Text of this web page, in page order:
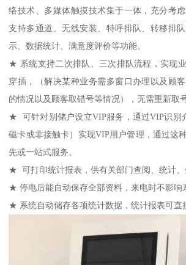
络技术、多媒体触摸技术集于一体，充分考
支持多通道、无线安装、特呼排队、转移排
示、数据统计、满意度评价等功能。
★ 系统支持二次排队、三次排队流程，实现
穿插，（解决某种业务需多窗口办理以及顾
的情况以及顾客取错号等情况），无需重新取
★ 可针对别储户设立VIP服务，通过VIP识别
磁卡或非接触卡）实现VIP用户管理，通过这
先或一站式服务。
★ 可打印统计报表，供有关部门查阅、统计、
★ 停电后能自动保存全部资料，来电时不影响
★ 系统自动储存各项统计数据，统计报表可直